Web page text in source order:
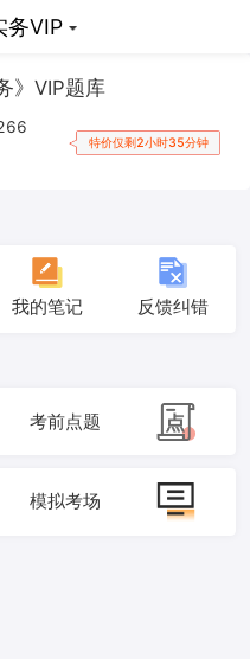
务VIP
》VIP题库
特价仅剩2小时35分钟
我的笔记 反馈纠错
考前点题
模拟考场